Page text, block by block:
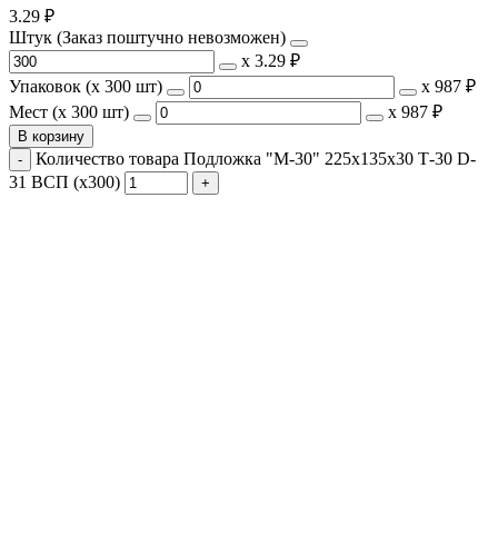
3.29 ₽
Штук (Заказ поштучно невозможен)
х 3.29 ₽
Упаковок (x 300 шт)
х 987 ₽
Мест (x 300 шт)
х 987 ₽
В корзину
Количество товара Подложка "М-30" 225х135х30 Т-30 D-
31 ВСП (х300)